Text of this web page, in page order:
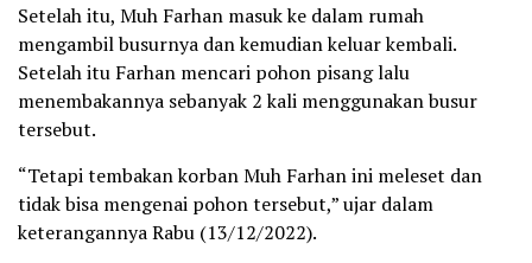
Setelah itu, Muh Farhan masuk ke dalam rumah
mengambil busurnya dan kemudian keluar kembali.
Setelah itu Farhan mencari pohon pisang lalu
menembakannya sebanyak 2 kali menggunakan busur
tersebut.
“Tetapi tembakan korban Muh Farhan ini meleset dan
tidak bisa mengenai pohon tersebut,” ujar dalam
keterangannya Rabu (13/12/2022).